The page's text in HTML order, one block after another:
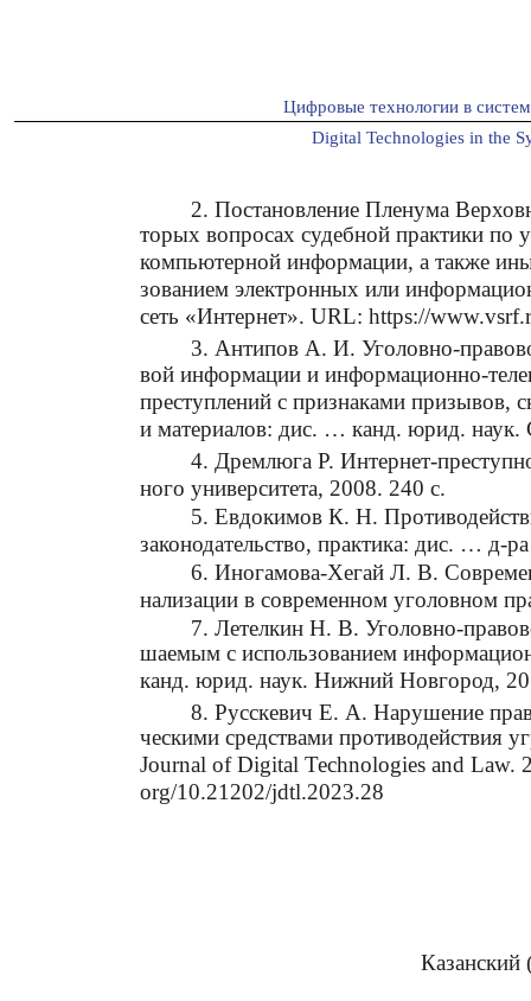
Цифровые технологии в
Digital Technologies in the
2. Постановление Пленума
торых вопросах судебной практики по
компьютерной информации, а также
зованием электронных или
сеть «Интернет». URL: https://
3. Антипов А. И. Уголовно-
вой информации и информационно-
преступлений с признаками призывов,
и материалов: дис. … канд. юрид.
4. Дремлюга Р. Интернет-
ного университета, 2008. 240 с.
5. Евдокимов К. Н.
законодательство, практика: дис. …
6. Иногамова-Хегай Л. В.
нализации в современном уголовном
7. Летелкин Н. В. Уголовно-
шаемым с использованием
канд. юрид. наук. Нижний Новгород,
8. Русскевич Е. А. Нарушение
ческими средствами противодействия
Journal of Digital Technologies and
org/10.21202/jdtl.2023.28
Казанский